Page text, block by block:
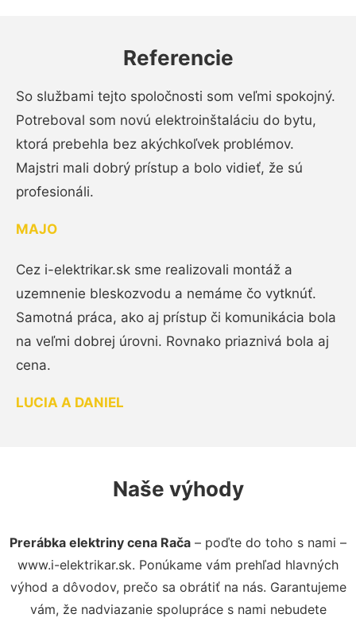
Referencie
So službami tejto spoločnosti som veľmi spokojný.
Potreboval som novú elektroinštaláciu do bytu,
ktorá prebehla bez akýchkoľvek problémov.
Majstri mali dobrý prístup a bolo vidieť, že sú
profesionáli.
MAJO
Cez i-elektrikar.sk sme realizovali montáž a
uzemnenie bleskozvodu a nemáme čo vytknúť.
Samotná práca, ako aj prístup či komunikácia bola
na veľmi dobrej úrovni. Rovnako priaznivá bola aj
cena.
LUCIA A DANIEL
Naše výhody
Prerábka elektriny cena Rača – poďte do toho s nami –
www.i-elektrikar.sk. Ponúkame vám prehľad hlavných
výhod a dôvodov, prečo sa obrátiť na nás. Garantujeme
vám, že nadviazanie spolupráce s nami nebudete